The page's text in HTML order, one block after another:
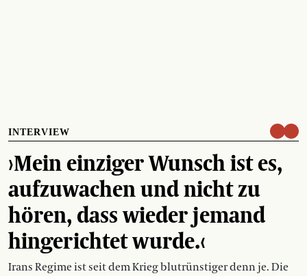
INTERVIEW
›Mein einziger Wunsch ist es,
aufzuwachen und nicht zu
hören, dass wieder jemand
hingerichtet wurde.‹
Irans Regime ist seit dem Krieg blutrünstiger denn je. Die